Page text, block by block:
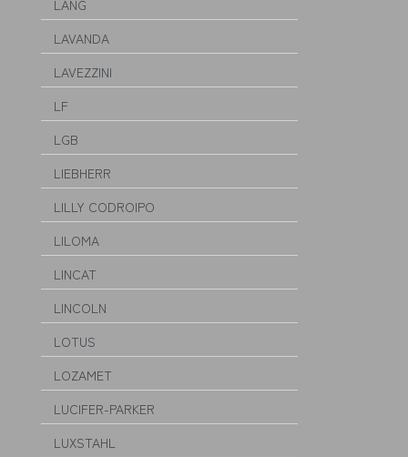
LANG
LAVANDA
LAVEZZINI
LF
LGB
LIEBHERR
LILLY CODROIPO
LILOMA
LINCAT
LINCOLN
LOTUS
LOZAMET
LUCIFER-PARKER
LUXSTAHL